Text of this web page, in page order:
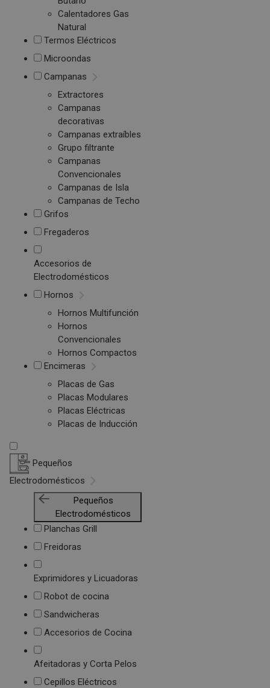
Calentadores Gas
Natural
Termos Eléctricos
Microondas
Campanas
Extractores
Campanas
decorativas
Campanas extraíbles
Grupo filtrante
Campanas
Convencionales
Campanas de Isla
Campanas de Techo
Grifos
Fregaderos
Accesorios de
Electrodomésticos
Hornos
Hornos Multifunción
Hornos
Convencionales
Hornos Compactos
Encimeras
Placas de Gas
Placas Modulares
Placas Eléctricas
Placas de Inducción
Pequeños
Electrodomésticos
Pequeños
Electrodomésticos
Planchas Grill
Freidoras
Exprimidores y Licuadoras
Robot de cocina
Sandwicheras
Accesorios de Cocina
Afeitadoras y Corta Pelos
Cepillos Eléctricos